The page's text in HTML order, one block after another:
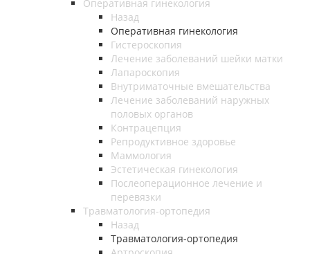
Оперативная гинекология
Назад
Оперативная гинекология
Гистероскопия
Лечение заболеваний шейки матки
Лапароскопия
Внутриматочные вмешательства
Лечение заболеваний наружных
половых органов
Контрацепция
Репродуктивное здоровье
Маммология
Эстетическая гинекология
Послеоперационное лечение и
перевязки
Травматология-ортопедия
Назад
Травматология-ортопедия